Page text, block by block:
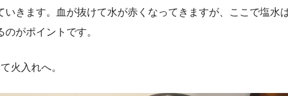
いきます。血が抜けて水が赤くなってきますが、ここで塩水
がポイントです。
火入れへ。